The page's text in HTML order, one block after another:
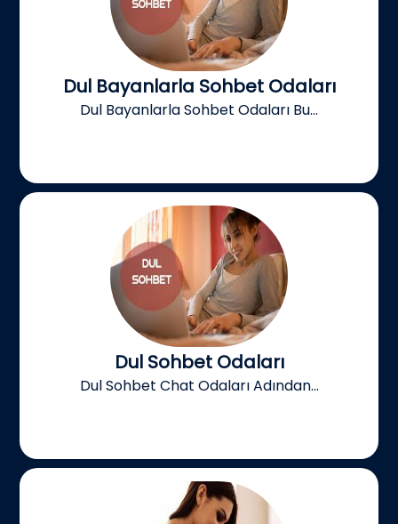
Dul Bayanlarla Sohbet Odaları
Dul Bayanlarla Sohbet Odaları Bu...
Dul Sohbet Odaları
Dul Sohbet Chat Odaları Adından...